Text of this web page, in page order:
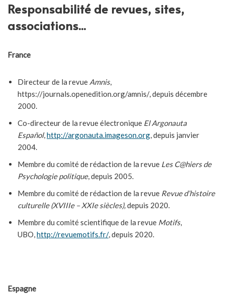
Responsabilité de revues, sites,
associations...
France
Directeur de la revue Amnis,
https://journals.openedition.org/amnis/, depuis décembre
2000.
Co-directeur de la revue électronique El Argonauta
Español,http://argonauta.imageson.org, depuis janvier
2004.
Membre du comité de rédaction de la revue Les C@hiers de
Psychologie politique, depuis 2005.
Membre du comité de rédaction de la revue Revue d’histoire
culturelle (XVIIIe – XXIe siècles),depuis 2020.
Membre du comité scientifique de la revue Motifs,
UBO,http://revuemotifs.fr/, depuis 2020.
Espagne